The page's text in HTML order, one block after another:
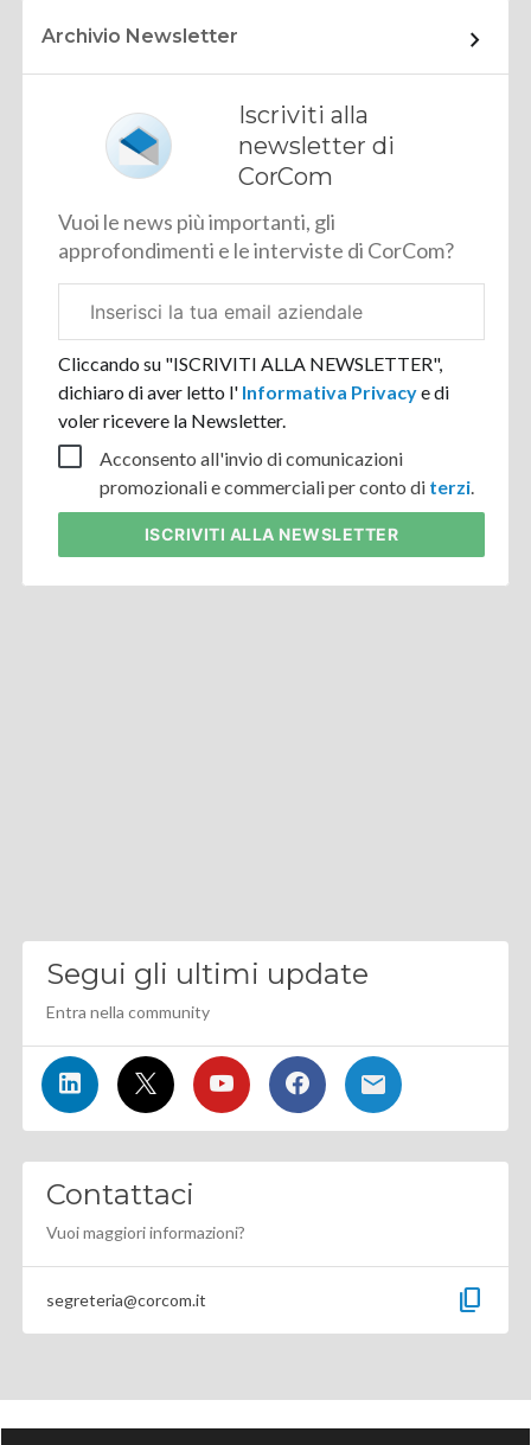
Archivio Newsletter
Iscriviti alla
newsletter di
CorCom
Vuoi le news più importanti, gli
approfondimenti e le interviste di CorCom?
aziendale
Cliccando su "ISCRIVITI ALLA NEWSLETTER",
dichiaro di aver letto l' Informativa Privacye di
voler ricevere la Newsletter.
Acconsento all'invio di comunicazioni
promozionali e commerciali per conto di terzi.
ISCRIVITI ALLA NEWSLETTER
Segui gli ultimi update
Entra nella community
Contattaci
Vuoi maggiori informazioni?
segreteria@corcom.it content_copy